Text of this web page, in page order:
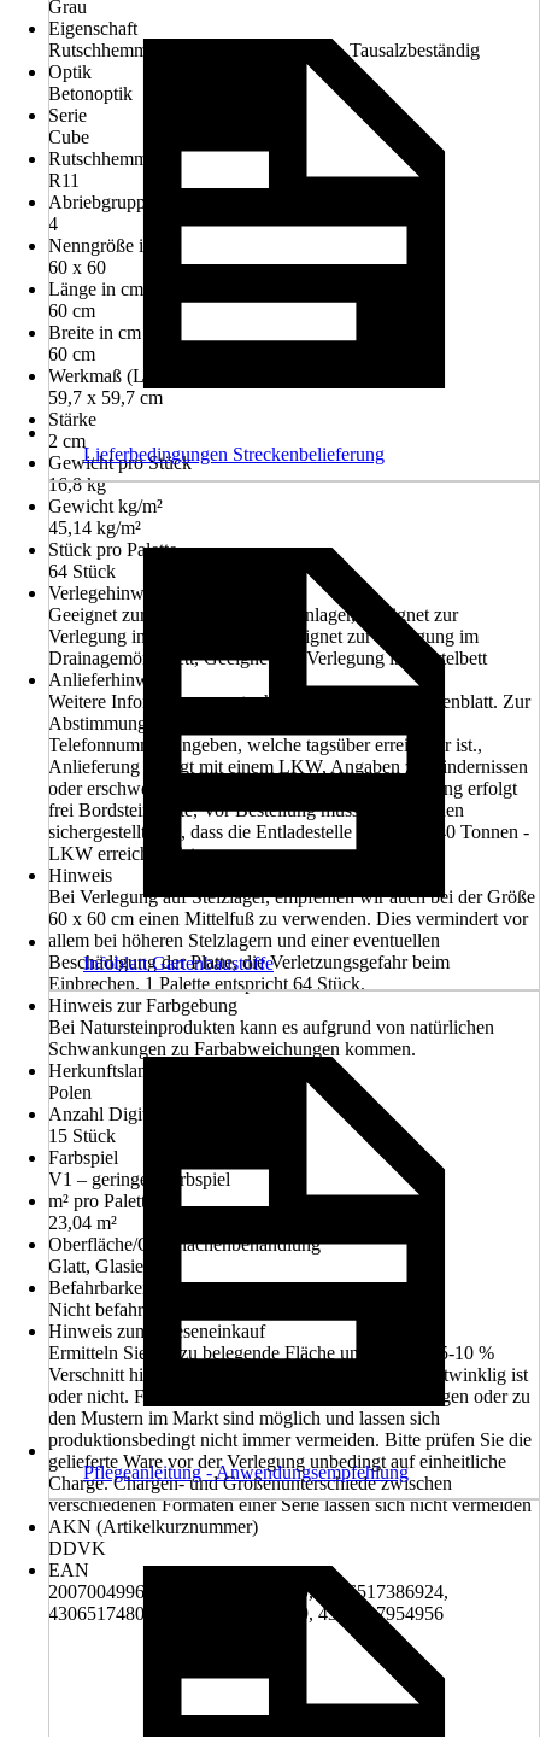
Grau
Eigenschaft
Rutschhemmend, Witterungsbeständig, Tausalzbeständig
Optik
Betonoptik
Serie
Cube
Rutschhemmung
R11
Abriebgruppe
4
Nenngröße in cm
60 x 60
Länge in cm
60 cm
Breite in cm
60 cm
Werkmaß (LxB)
59,7 x 59,7 cm
Stärke
2 cm
Gewicht pro Stück
16,8 kg
Gewicht kg/m²
45,14 kg/m²
Stück pro Palette
64 Stück
Verlegehinweis
Geeignet zur Verlegung auf Plattenlager, Geeignet zur
Verlegung in Kies-/Splittbett, Geeignet zur Verlegung im
Drainagemörtelbett, Geeignet zur Verlegung in Mörtelbett
Anlieferhinweis
Weitere Informationen entnehmen Sie bitte dem Datenblatt. Zur
Abstimmung des Liefertermines bitte Handy- oder
Telefonnummer angeben, welche tagsüber erreichbar ist.,
Anlieferung erfolgt mit einem LKW, Angaben zu Hindernissen
oder erschwerter Zufahrt sind hilfreich!, Die Lieferung erfolgt
frei Bordsteinkante, Vor Bestellung muss vom Kunden
sichergestellt sein, dass die Entladestelle mit einem 40 Tonnen -
LKW erreichbar ist.
Hinweis
Bei Verlegung auf Stelzlager, empfehlen wir auch bei der Größe
60 x 60 cm einen Mittelfuß zu verwenden. Dies vermindert vor
allem bei höheren Stelzlagern und einer eventuellen
Beschädigung der Platte, die Verletzungsgefahr beim
Einbrechen. 1 Palette entspricht 64 Stück.
Hinweis zur Farbgebung
Bei Natursteinprodukten kann es aufgrund von natürlichen
Schwankungen zu Farbabweichungen kommen.
Herkunftsland
Polen
Anzahl Digitaldruck-Dekore ca.
15 Stück
Farbspiel
V1 – geringes Farbspiel
m² pro Palette
23,04 m²
Oberfläche/Oberflächenbehandlung
Glatt, Glasiert
Befahrbarkeit
Nicht befahrbar
Hinweis zum Flieseneinkauf
Ermitteln Sie die zu belegende Fläche und rechnen 5-10 %
Verschnitt hinzu, abhängig davon ob der Raum rechtwinklig ist
oder nicht. Farbabweichungen zu früheren Lieferungen oder zu
den Mustern im Markt sind möglich und lassen sich
produktionsbedingt nicht immer vermeiden. Bitte prüfen Sie die
gelieferte Ware vor der Verlegung unbedingt auf einheitliche
Charge. Chargen- und Größenunterschiede zwischen
verschiedenen Formaten einer Serie lassen sich nicht vermeiden
AKN (Artikelkurznummer)
DDVK
EAN
2007004996658, 4306517216399, 4306517386924,
4306517480738, 4306517954949, 4306517954956
Lieferbedingungen Streckenbelieferung
Infoblatt Gartenbaustoffe
Pflegeanleitung - Anwendungsempfehlung